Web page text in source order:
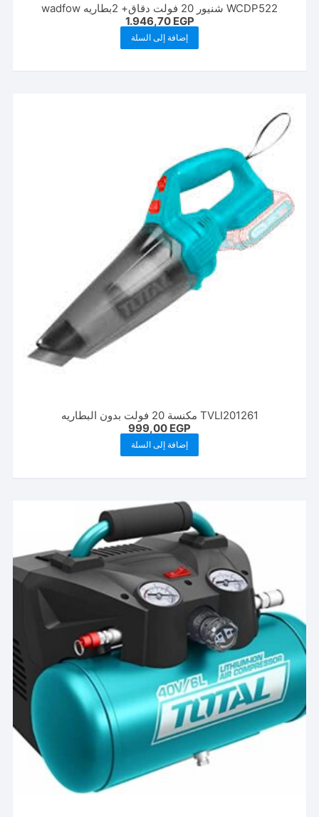
WCDP522 شنیور 20 فولت دقاق+ 2بطاريه wadfow
1.946,70 EGP
إضافة إلى السلة
TVLI201261 مكنسة 20 فولت بدون البطاريه
999,00 EGP
إضافة إلى السلة